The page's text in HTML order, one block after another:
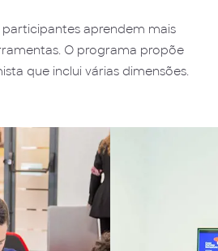
aprendem mais
O programa propõe
que inclui várias dimensões.